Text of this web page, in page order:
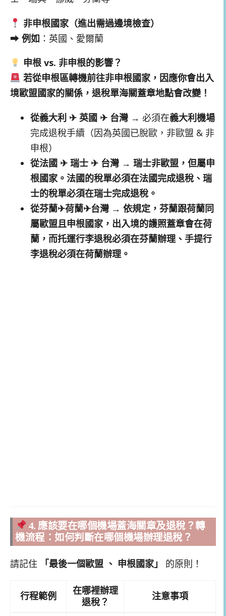
非申根國家（進出需過邊境檢查）
➡ 例如 ：英國、愛爾蘭
申根 vs. 非申根的影響？
若從申根區轉機前往非申根國家，因應你會出入
境歐盟國家的關係，退稅單海關蓋章地點會改變！
從義大利 ✈ 英國 ✈ 台灣 → 必須在義大利機場
完成退稅手續（因為英國已脫歐，非歐盟 & 非
申根）
從法國 ✈ 瑞士 ✈ 台灣 → 瑞士非歐盟，但屬申
根國家。法國的稅單必須在法國完成退稅、瑞
士的稅單必須在瑞士完成退稅。
從芬蘭✈荷蘭✈台灣 → 依規定，芬蘭跟荷蘭同
屬歐盟且申根國家，出入境的護照蓋章會在荷
蘭，而托運行李退稅必須在芬蘭辦理、手提行
李退稅必須在荷蘭辦理。
4. 應該要在哪個機場蓋海關章及退稅？轉
機流程：如何判斷在哪個機場辦理退稅？
請記住 「最後一個歐盟 、 申根國家」 的原則！
行程範例
在哪裡辦理
退稅？
注意事項